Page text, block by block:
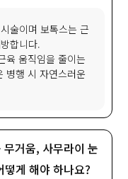
술이며 보톡스는 근
합니다.
육 움직임을 줄이는
병행 시 자연스러운
거움, 사무라이 눈
게 해야 하나요?